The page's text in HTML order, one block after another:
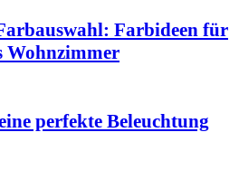
Farbideen für
Wohnzimmer
perfekte Beleuchtung